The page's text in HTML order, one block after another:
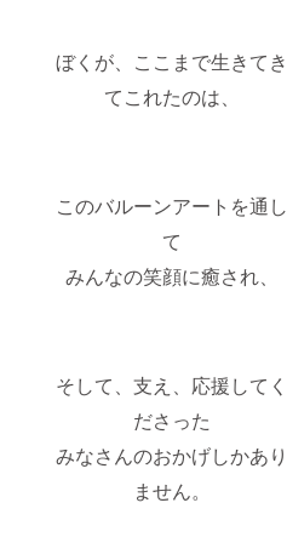
ぼくが、ここまで生きてき
てこれたのは、
このバルーンアートを通し
て
みんなの笑顔に癒され、
そして、支え、応援してく
ださった
みなさんのおかげしかあり
ません。